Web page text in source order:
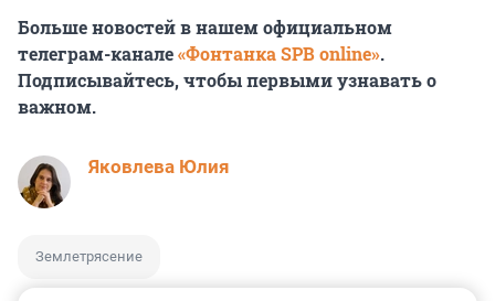
Больше новостей в нашем официальном
телеграм-канале«Фонтанка SPB online».
Подписывайтесь, чтобы первыми узнавать о
важном.
Яковлева Юлия
Землетрясение